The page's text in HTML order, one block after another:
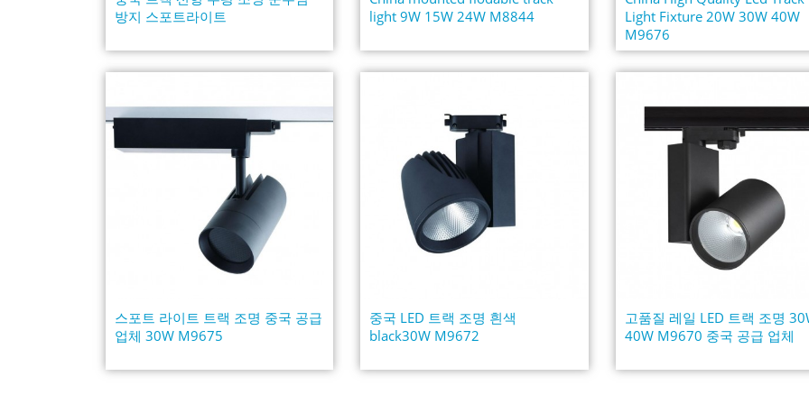
방지 스포트라이트
light 9W 15W 24W M8844
Light Fixture 20W 30W 40W
M9676
스포트 라이트 트랙 조명 중국 공급
업체 30W M9675
중국 LED 트랙 조명 흰색
black30W M9672
고품질 레일 LED 트랙 조명
40W M9670 중국 공급 업체